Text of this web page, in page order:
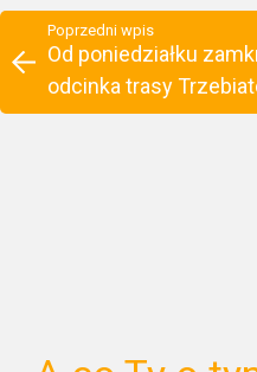
Poprzedni wpis
Od poniedziałku
odcinka trasy